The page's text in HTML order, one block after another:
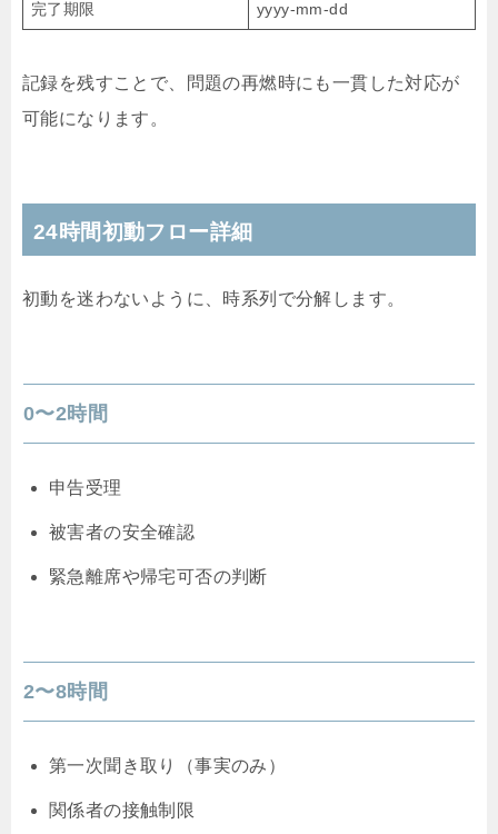
完了期限 yyyy-mm-dd
記録を残すことで、問題の再燃時にも一貫した対応が
可能になります。
24時間初動フロー詳細
初動を迷わないように、時系列で分解します。
0〜2時間
申告受理
被害者の安全確認
緊急離席や帰宅可否の判断
2〜8時間
第一次聞き取り（事実のみ）
関係者の接触制限